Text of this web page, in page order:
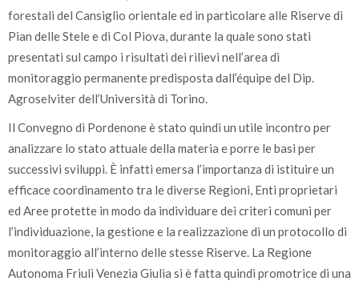
forestali del Cansiglio orientale ed in particolare alle Riserve di
Pian delle Stele e di Col Piova, durante la quale sono stati
presentati sul campo i risultati dei rilievi nell’area di
monitoraggio permanente predisposta dall’équipe del Dip.
Agroselviter dell’Università di Torino.
Il Convegno di Pordenone è stato quindi un utile incontro per
analizzare lo stato attuale della materia e porre le basi per
successivi sviluppi. È infatti emersa l’importanza di istituire un
efficace coordinamento tra le diverse Regioni, Enti proprietari
ed Aree protette in modo da individuare dei criteri comuni per
l’individuazione, la gestione e la realizzazione di un protocollo di
monitoraggio all’interno delle stesse Riserve. La Regione
Autonoma Friuli Venezia Giulia si è fatta quindi promotrice di una